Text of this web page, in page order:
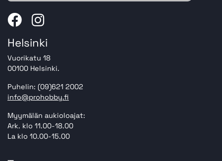
Helsinki
Vuorikatu 18
00100 Helsinki.
Puhelin: (09)621 2002
info@prohobby.fi
Myymälän aukioloajat:
Ark. klo 11.00-18.00
La klo 10.00-15.00